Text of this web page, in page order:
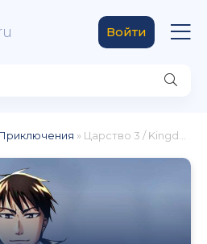
Войти
» Царство 3 / Kingdom (2020) 3 сезон